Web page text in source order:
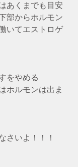
あくまでも目安
部からホルモン
いてエストロゲ
をやめる
ホルモンは出ま
さいよ！！！